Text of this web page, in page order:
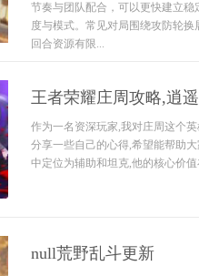
节奏与团队配合，可以更快建立
度与模式。常见对局围绕攻防轮
回合资源有限...
王者荣耀庄周攻略,逍
作为一名资深玩家,我对庄周这个
分享一些自己的心得,希望能帮助
中定位为辅助和坦克,他的核心价
null荒野乱斗更新